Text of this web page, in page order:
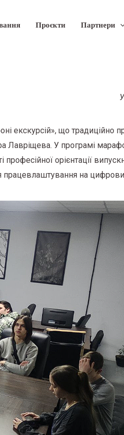
Проєкти Партнери
екскурсій», що традиційно
Лавріщева. У програмі
орієнтації
працевлаштування на